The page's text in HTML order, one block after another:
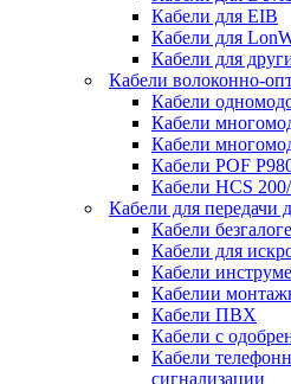
Кабели для EIB
Кабели для
Кабели для
Кабели волоконно-
Кабели
Кабели
Кабели
Кабели POF
Кабели HCS
Кабели для передачи
Кабели
Кабели для
Кабели
Кабелии
Кабели ПВХ
Кабели с
Кабели
сигнализации